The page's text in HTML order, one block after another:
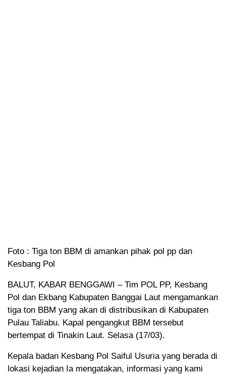
Foto : Tiga ton BBM di amankan pihak pol pp dan
Kesbang Pol
BALUT, KABAR BENGGAWI – Tim POL PP, Kesbang
Pol dan Ekbang Kabupaten Banggai Laut mengamankan
tiga ton BBM yang akan di distribusikan di Kabupaten
Pulau Taliabu. Kapal pengangkut BBM tersebut
bertempat di Tinakin Laut. Selasa (17/03).
Kepala badan Kesbang Pol Saiful Usuria yang berada di
lokasi kejadian Ia mengatakan, informasi yang kami